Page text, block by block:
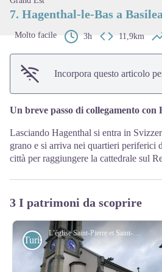
7. Hagenthal-le-Bas a Basilea
Molto facile 3h 11,9km
Incorpora questo articolo
Un breve passo di collegamento con
Lasciando Hagenthal si entra in
grano e si arriva nei quartieri periferici
città per raggiungere la cattedrale sul
3 I patrimoni da scoprire
L’église Saint-Pierre et Saint-Paul à Hagenthal-le-Bas - Amis saint Colomban
Turistiche